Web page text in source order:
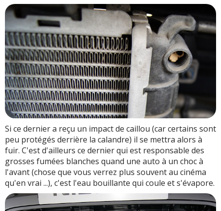
Si ce dernier a reçu un impact de caillou (car certains sont
peu protégés derrière la calandre) il se mettra alors à
fuir. C'est d'ailleurs ce dernier qui est responsable des
grosses fumées blanches quand une auto à un choc à
l'avant (chose que vous verrez plus souvent au cinéma
qu'en vrai ...), c'est l'eau bouillante qui coule et s'évapore.